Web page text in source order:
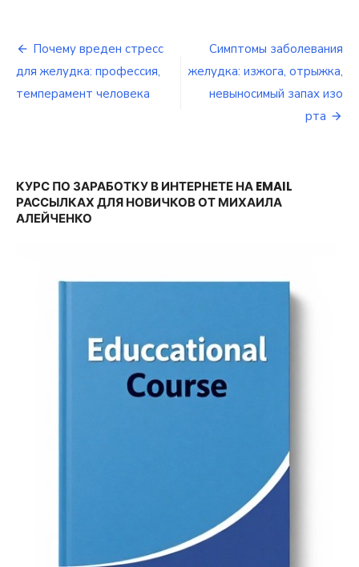
Навигация
по
Почему вреден стресс
для желудка: профессия,
темперамент человека
Симптомы заболевания
желудка: изжога, отрыжка,
невыносимый запах изо
рта
КУРС ПО ЗАРАБОТКУ В ИНТЕРНЕТЕ НА EMAIL
РАССЫЛКАХ ДЛЯ НОВИЧКОВ ОТ МИХАИЛА
АЛЕЙЧЕНКО